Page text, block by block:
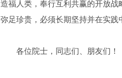
造福人类，奉行互利共赢的开放
弥足珍贵，必须长期坚持并在实践
各位院士，同志们、朋友们！